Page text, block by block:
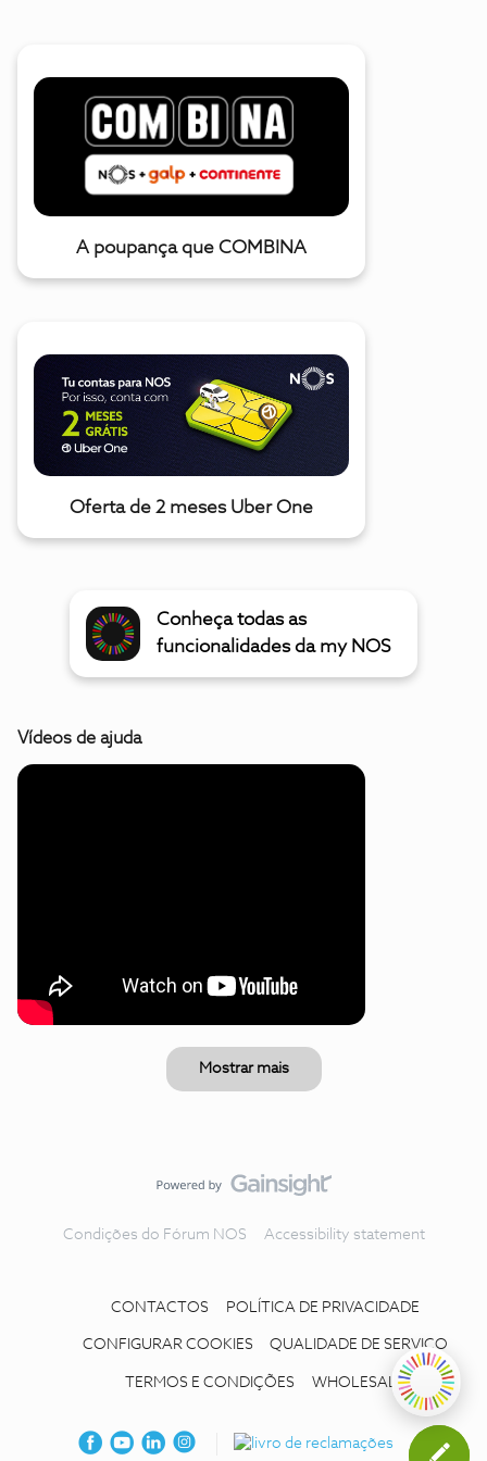
A poupança que COMBINA
Oferta de 2 meses Uber One
Conheça todas as
funcionalidades da my NOS
Vídeos de ajuda
Mostrar mais
Condições do Fórum NOS Accessibility statement
CONTACTOS POLÍTICA DE PRIVACIDADE
CONFIGURAR COOKIES QUALIDADE DE SERVIÇO
TERMOS E CONDIÇÕES WHOLESALE